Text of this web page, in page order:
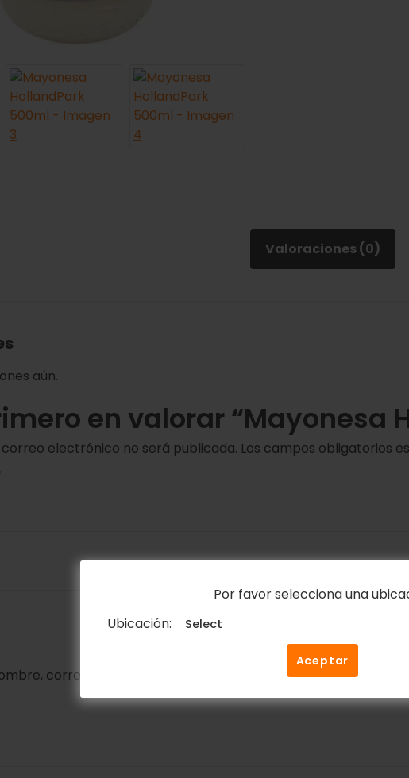
Por favor selecciona una
Ubicación:
Aceptar
Valoraciones (0)
aún.
en valorar “Mayonesa
electrónico no será publicada. Los campos obligatorios
correo electrónico y web en este navegador para la